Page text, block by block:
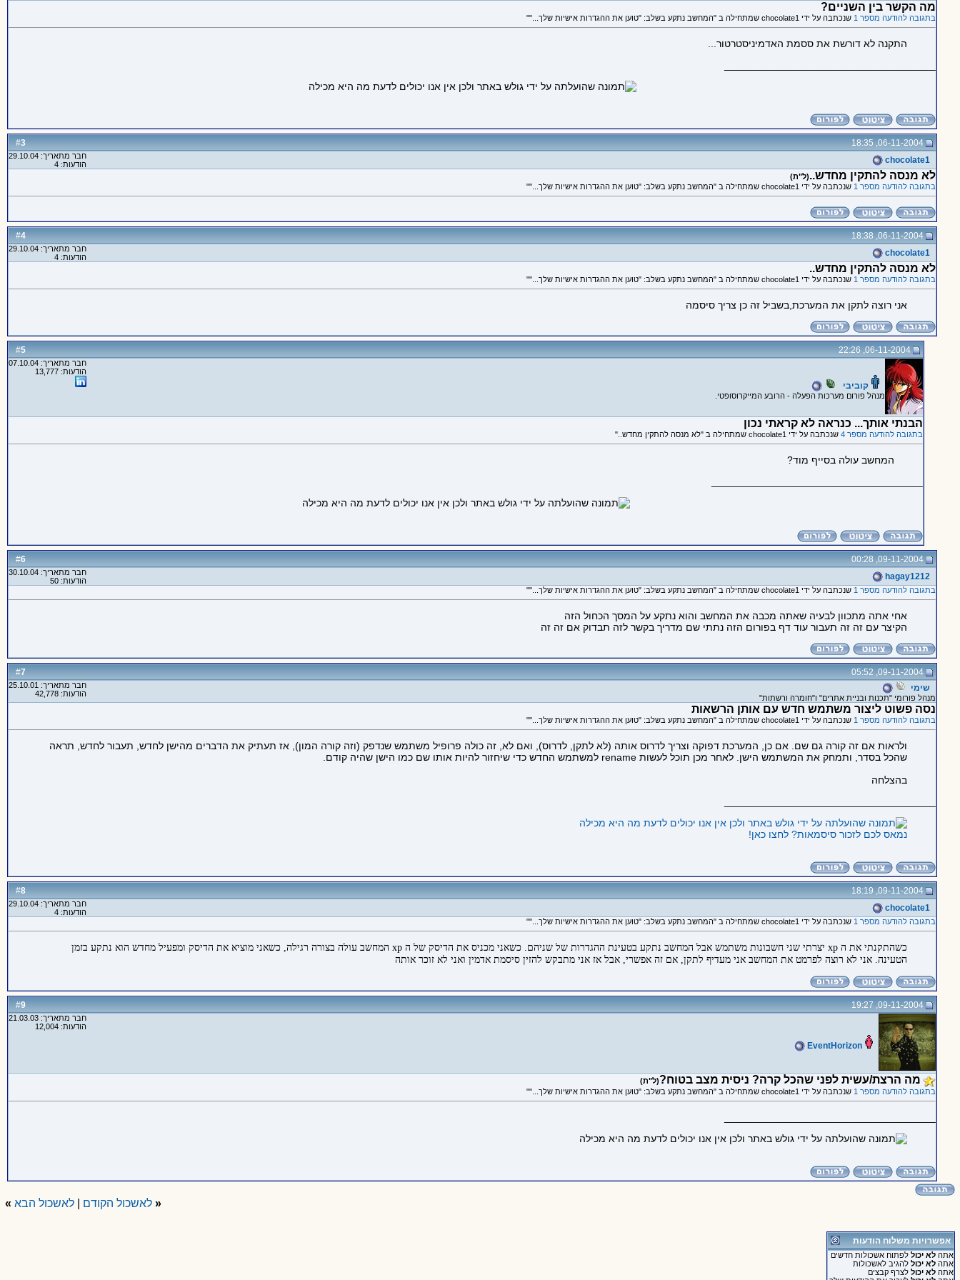
מה הקשר בין השניים?
בתגובה להודעה מספר 1 שנכתבה על ידי chocolate1 שמתחילה ב "המחשב נתקע בשלב: "טוען את ההגדרות אישיות שלך...""
התקנה לא דורשת את ססמת האדמיניסטרטור...
#
3
06-11-2004, 18:35
chocolate1
חבר מתאריך: 29.10.04
הודעות: 4
לא מנסה להתקין מחדש..(ל"ת)
בתגובה להודעה מספר 1
שנכתבה על ידי chocolate1 שמתחילה ב "המחשב נתקע בשלב: "טוען את ההגדרות אישיות שלך...""
#
4
06-11-2004, 18:38
chocolate1
חבר מתאריך: 29.10.04
הודעות: 4
לא מנסה להתקין מחדש..
בתגובה להודעה מספר 1 שנכתבה על ידי chocolate1 שמתחילה ב "המחשב נתקע בשלב: "טוען את ההגדרות אישיות שלך...""
אני רוצה לתקן את המערכת,בשביל זה כן צריך סיסמה
#
5 06-11-2004, 22:26
קוביבי
מנהל פורום מערכות הפעלה - הרובע המייקרוסופטי.
חבר מתאריך: 07.10.04
הודעות: 13,777
הבנתי אותך... כנראה לא קראתי נכון
בתגובה להודעה מספר 4 שנכתבה על ידי chocolate1 שמתחילה ב "לא מנסה להתקין מחדש.."
המחשב עולה בסייף מוד?
#
6
09-11-2004, 00:28
hagay1212
חבר מתאריך: 30.10.04
הודעות: 50
בתגובה להודעה מספר 1
שנכתבה על ידי chocolate1 שמתחילה ב "המחשב נתקע בשלב: "טוען את ההגדרות אישיות שלך...""
אחי אתה מתכוון לבעיה שאתה מכבה את המחשב והוא נתקע על המסך הכחול הזה
הקיצר עם זה זה תעבור עוד דף בפורום הזה נתתי שם מדריך בקשר לזה תבדוק אם זה זה
#
7
09-11-2004, 05:52
שימי
מנהל פורומי "תכנות ובניית אתרים" ו"חומרה ורשתות"
חבר מתאריך: 25.10.01
הודעות: 42,778
נסה פשוט ליצור משתמש חדש עם אותן הרשאות
בתגובה להודעה מספר 1 שנכתבה על ידי chocolate1 שמתחילה ב "המחשב נתקע בשלב: "טוען את ההגדרות אישיות שלך...""
ולראות אם זה קורה גם שם. אם כן, המערכת דפוקה וצריך לדרוס אותה (לא לתקן, לדרוס), ואם לא, זה כולה פרופיל משתמש שנדפק (וזה קורה המון), אז תעתיק את הדברים מהישן לחדש, תעבור לחדש, תראה
שהכל בסדר, ותמחק את המשתמש הישן. לאחר מכן תוכל לעשות rename למשתמש החדש כדי שיחזור להיות אותו שם כמו הישן שהיה קודם.
בהצלחה
נמאס לכם לזכור סיסמאות? לחצו כאן!
#
8
09-11-2004, 18:19
chocolate1
חבר מתאריך: 29.10.04
הודעות: 4
בתגובה להודעה מספר 1
שנכתבה על ידי chocolate1 שמתחילה ב "המחשב נתקע בשלב: "טוען את ההגדרות אישיות שלך...""
כשהתקנתי את ה xp יצרתי שני חשבונות משתמש אבל המחשב נתקע בטעינת ההגדרות של שניהם. כשאני מכניס את הדיסק של ה xp המחשב עולה בצורה רגילה, כשאני מוציא את הדיסק ומפעיל מחדש הוא נתקע בזמן
הטעינה. אני לא רוצה לפרמט את המחשב אני מעדיף לתקן, אם זה אפשרי, אבל אז אני מתבקש להזין סיסמת אדמין ואני לא זוכר אותה
#
9 09-11-2004, 19:27
EventHorizon
חבר מתאריך: 21.03.03
הודעות: 12,004
מה הרצת/עשית לפני שהכל קרה? ניסית מצב בטוח?(ל"ת)
בתגובה להודעה מספר 1
שנכתבה על ידי chocolate1 שמתחילה ב "המחשב נתקע בשלב: "טוען את ההגדרות אישיות שלך...""
« לאשכול הקודם |לאשכול הבא »
אפשרויות משלוח הודעות
אתה לא יכוללפתוח אשכולות חדשים
אתה לא יכוללהגיב לאשכולות
אתה לא יכוללצרף קבצים